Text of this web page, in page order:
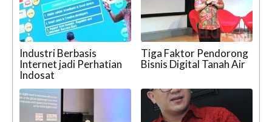
Industri Berbasis
Internet jadi Perhatian
Indosat
Tiga Faktor Pendorong
Bisnis Digital Tanah Air